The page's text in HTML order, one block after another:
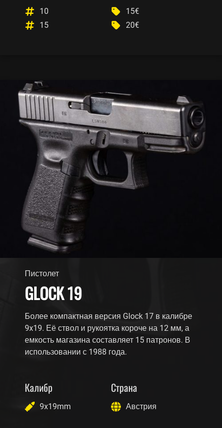
10
15
15€
20€
Пистолет
GLOCK 19
Более компактная версия Glock 17 в калибре
9x19. Её ствол и рукоятка короче на 12 мм, а
емкость магазина составляет 15 патронов. В
использовании с 1988 года.
Калибр
9x19mm
Страна
Австрия